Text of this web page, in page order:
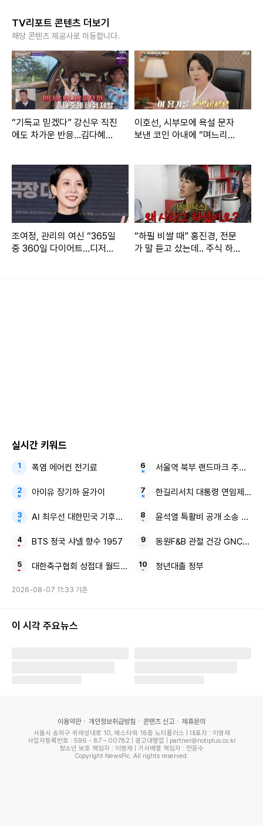
[TV리포트=남금주 기자] 가수 정수연이 싱글맘으로 힘들게
래 불러주고 싶었으니까 그냥 엉엉 울면서 불렀다”고 말하며
울컥했다.
우승 후 꽃길이 시작되는 줄 알았던 정수연과 부모님. 하지만
사이에 다른 오디션 프로그램은 시작된다. 전 그대로 묻혀버린
거다”라며 “1등은 아무것도 할 수 없고 그냥 집에서 죽을 수밖
TV리포트 콘텐츠 더보기
해당 콘텐츠 제공사로 이동합니다.
“기독교 믿겠다” 강신우 직진
에도 차가운 반응…김다혜
이호선, 시부모에 욕설 문자
보낸 코인 아내에 “며느리로
조여정, 관리의 여신 “365일
중 360일 다이어트…디저트
“하필 비쌀 때” 홍진경, 전문
가 말 듣고 샀는데.. 주식 하락
실시간 키워드
폭염 에어컨 전기료
아이유 장기하 윤가이
AI 최우선 대한민국 기후위기 불평등
BTS 정국 샤넬 향수 1957
대한축구협회 성접대 월드컵
서울역 북부 랜드마크 주거지
한길리서치 대통령 연임제 보
윤석열 특활비 공개 소송 대통
동원F&B 관절 건강 GNC 관절
청년대출 정부
2026-08-07 11:33 기준
이 시각 주요뉴스
이용약관 개인정보취급방침 콘텐츠 신고 제휴문의
서울시 송파구 위례성대로 10, 에스타워 18층 노티플러스 | 대표자 : 이영재
사업자등록번호 : 596 - 87 – 00782 | 광고대행업 | partner@notiplus.co.kr
청소년 보호 책임자 : 이영재 | 기사배열 책임자 : 전윤수
Copyright NewsPic. All rights reserved.